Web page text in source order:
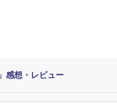
感想・レビュー